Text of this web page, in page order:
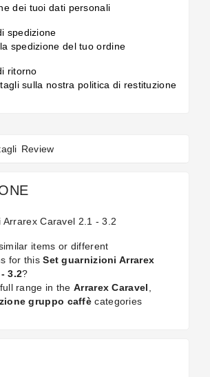
dei tuoi dati personali
spedizione
spedizione del tuo ordine
ritorno
sulla nostra politica di restituzione
Review
Arrarex Caravel 2.1 - 3.2
items or different
for thisSet guarnizioni Arrarex
3.2?
range in the Arrarex Caravel
gruppo caffè categories